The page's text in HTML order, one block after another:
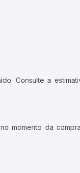
Consulte a
momento da